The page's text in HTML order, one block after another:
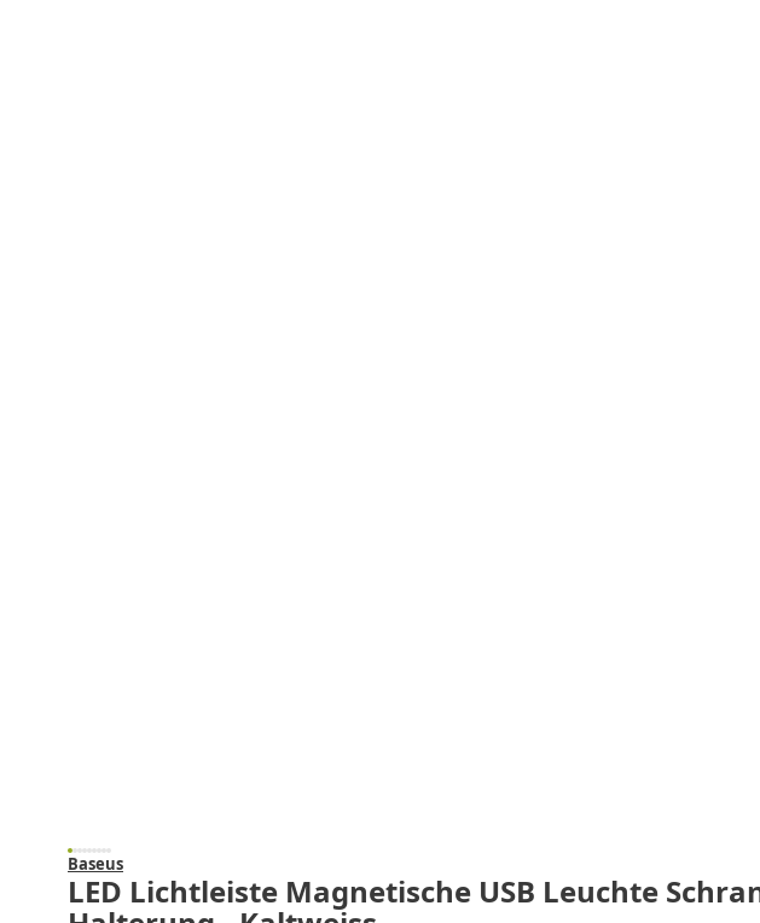
Baseus
LED Lichtleiste Magnetische USB Leuchte